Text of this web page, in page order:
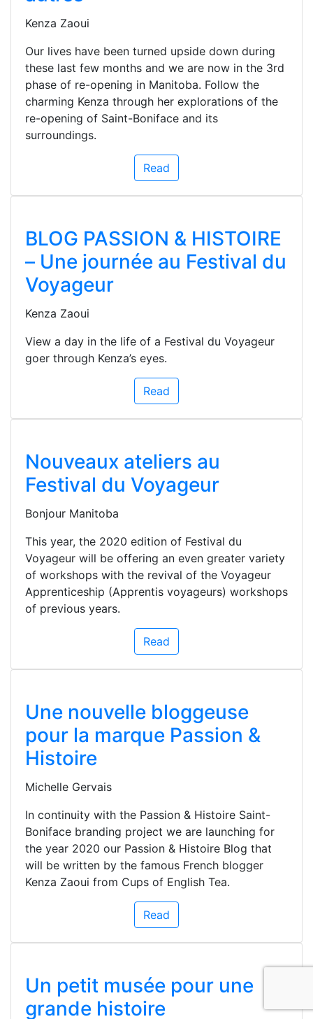
Kenza Zaoui
Our lives have been turned upside down during
these last few months and we are now in the 3rd
phase of re-opening in Manitoba. Follow the
charming Kenza through her explorations of the
re-opening of Saint-Boniface and its
surroundings.
Read
BLOG PASSION & HISTOIRE
– Une journée au Festival du
Voyageur
Kenza Zaoui
View a day in the life of a Festival du Voyageur
goer through Kenza’s eyes.
Read
Nouveaux ateliers au
Festival du Voyageur
Bonjour Manitoba
This year, the 2020 edition of Festival du
Voyageur will be offering an even greater variety
of workshops with the revival of the Voyageur
Apprenticeship (Apprentis voyageurs) workshops
of previous years.
Read
Une nouvelle bloggeuse
pour la marque Passion &
Histoire
Michelle Gervais
In continuity with the Passion & Histoire Saint-
Boniface branding project we are launching for
the year 2020 our Passion & Histoire Blog that
will be written by the famous French blogger
Kenza Zaoui from Cups of English Tea.
Read
Un petit musée pour une
grande histoire